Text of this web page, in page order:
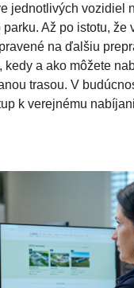
jednotlivých vozidiel
Až po istotu, že
na ďalšiu
kedy a ako môžete
trasou. V
k verejnému